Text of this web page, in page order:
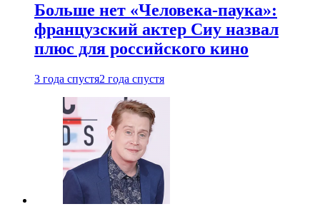
Больше нет «Человека-паука»:
французский актер Сиу назвал
плюс для российского кино
3 года спустя2 года спустя